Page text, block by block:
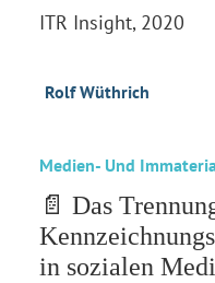
ITR Insight, 2020
Rolf Wüthrich
Medien- Und
📄 Das
in sozialen